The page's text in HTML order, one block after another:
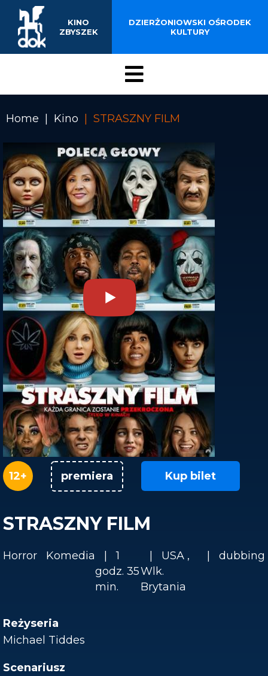
Przejdź
treści
Menu
Kino
ZAPOWIEDZI
KONTAKT
DZIERŻONIOWSKI OŚRODEK
KULTURY
KINO
ZBYSZEK
nawigacyjna
Home Kino STRASZNY FILM
12+ premiera Kup bilet
STRASZNY FILM
Horror Komedia
1
godz. 35
min.
USA ,
Wlk.
Brytania
dubbing
Reżyseria
Michael Tiddes
Scenariusz